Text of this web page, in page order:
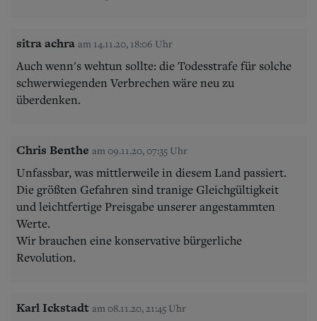
sitra achra am 14.11.20, 18:06 Uhr
Auch wenn's wehtun sollte: die Todesstrafe für solche
schwerwiegenden Verbrechen wäre neu zu
überdenken.
Chris Benthe am 09.11.20, 07:35 Uhr
Unfassbar, was mittlerweile in diesem Land passiert.
Die größten Gefahren sind tranige Gleichgültigkeit
und leichtfertige Preisgabe unserer angestammten
Werte.
Wir brauchen eine konservative bürgerliche
Revolution.
Karl Ickstadt am 08.11.20, 21:45 Uhr